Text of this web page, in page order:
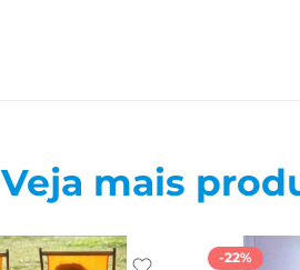
Veja mais
-22%